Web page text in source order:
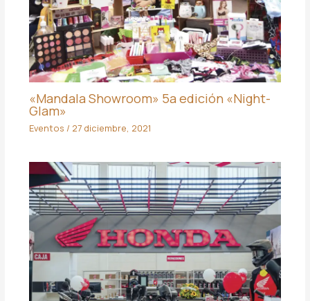
«Mandala Showroom» 5a edición «Night-
Glam»
Eventos / 27 diciembre, 2021